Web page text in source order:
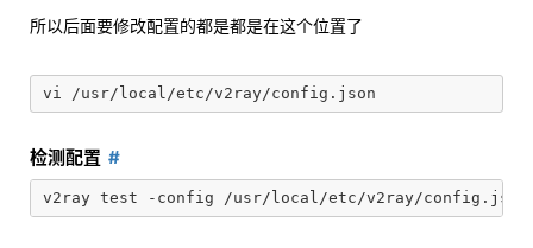
所以后面要修改配置的都是都是在这个位置了
检测配置